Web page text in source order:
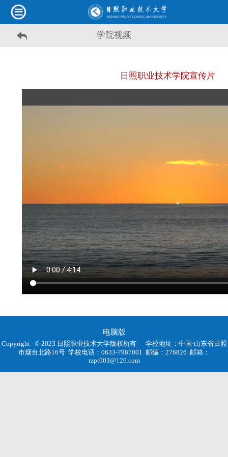
学院视频
日照职业技术学院宣传片
电脑版
Copyright © 2023 日照职业技术大学版权所有
学校地址：中国·山东省日照
市烟台北路16号 学校电话：0633-7987001 邮编：276826 邮箱：
rzpt003@126.com